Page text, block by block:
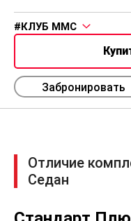
#КЛУБ ММС
Забронировать
Отличие
Седан